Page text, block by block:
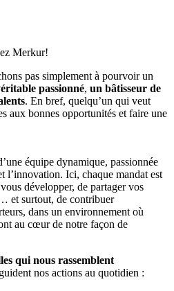
Merkur!
pas simplement à pourvoir un
passionné, un bâtisseur de
. En bref, quelqu’un qui veut
aux bonnes opportunités et faire une
équipe dynamique, passionnée
l’innovation. Ici, chaque mandat est
développer, de partager vos
et surtout, de contribuer
dans un environnement où
au cœur de notre façon de
qui nous rassemblent
nos actions au quotidien :